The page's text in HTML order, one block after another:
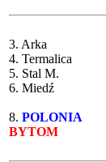
3. Arka
4. Termalica
5. Stal M.
6. Miedź
8. POLONIA
BYTOM